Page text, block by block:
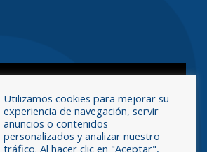
Utilizamos cookies para mejorar su
experiencia de navegación, servir
anuncios o contenidos
personalizados y analizar nuestro
tráfico. Al hacer clic en "Aceptar",